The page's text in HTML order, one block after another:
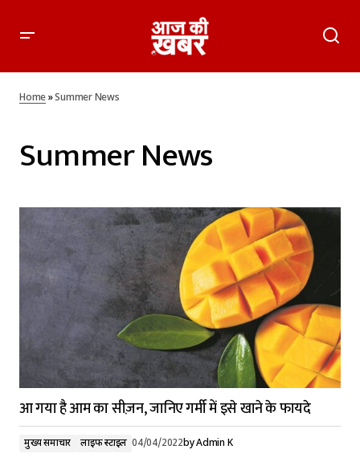
Home»Summer News
Summer News
आ गया है आम का सीज़न, जानिए गर्मी में इसे खाने के फायदे
मुख्य समाचार लाइफ स्टाइल 04/04/2022byAdmin K